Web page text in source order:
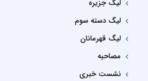
لیگ جزیره
لیگ دسته سوم
لیگ قهرمانان
مصاحبه
نشست خبری